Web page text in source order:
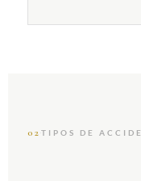
02 TIPOS DE